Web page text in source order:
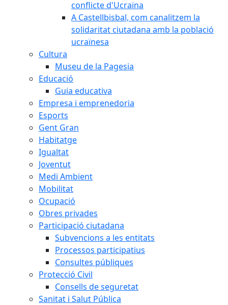
conflicte d'Ucraïna
A Castellbisbal, com canalitzem la
solidaritat ciutadana amb la població
ucraïnesa
Cultura
Museu de la Pagesia
Educació
Guia educativa
Empresa i emprenedoria
Esports
Gent Gran
Habitatge
Igualtat
Joventut
Medi Ambient
Mobilitat
Ocupació
Obres privades
Participació ciutadana
Subvencions a les entitats
Processos participatius
Consultes públiques
Protecció Civil
Consells de seguretat
Sanitat i Salut Pública